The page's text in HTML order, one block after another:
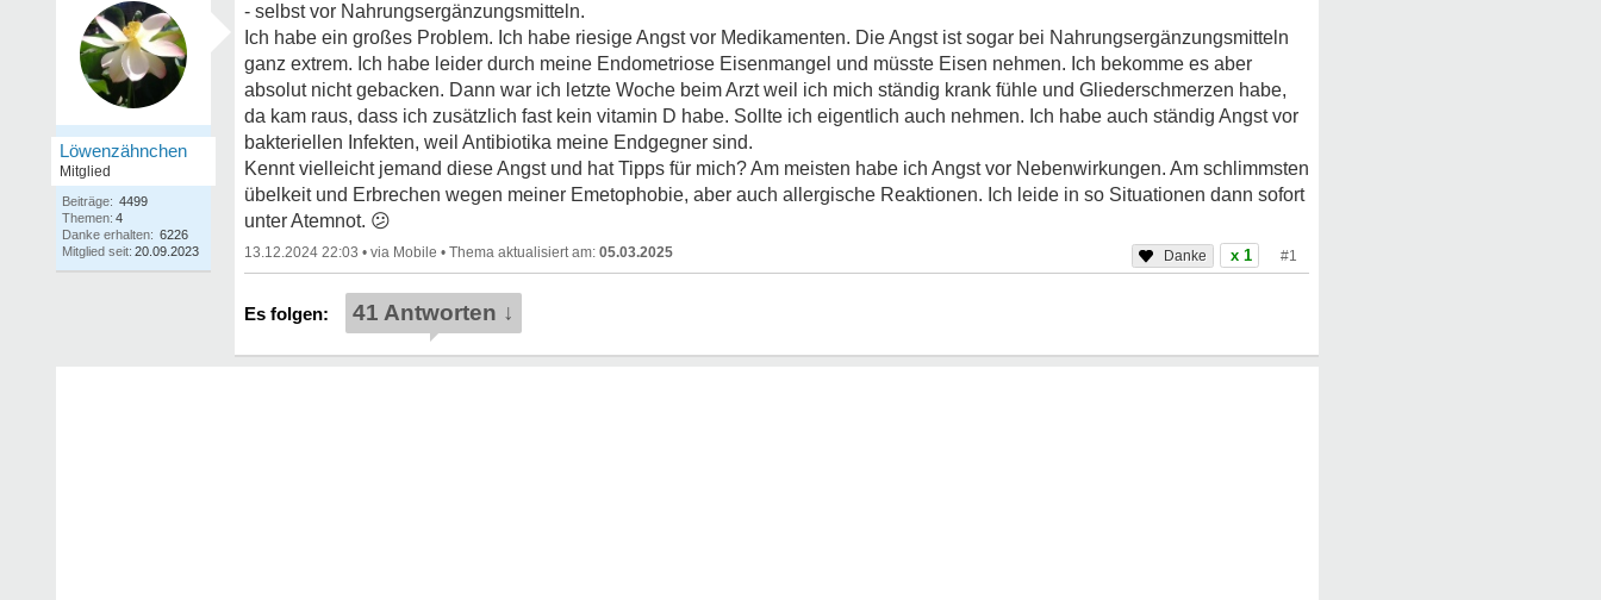
Löwenzähnchen
Mitglied
Beiträge: 4499
Themen: 4
Danke erhalten: 6226
Mitglied seit: 20.09.2023
- selbst vor Nahrungsergänzungsmitteln.
Ich habe ein großes Problem. Ich habe riesige Angst vor Medikamenten. Die Angst ist sogar bei Nahrungsergänzungsmitteln
ganz extrem. Ich habe leider durch meine Endometriose Eisenmangel und müsste Eisen nehmen. Ich bekomme es aber
absolut nicht gebacken. Dann war ich letzte Woche beim Arzt weil ich mich ständig krank fühle und Gliederschmerzen habe,
da kam raus, dass ich zusätzlich fast kein vitamin D habe. Sollte ich eigentlich auch nehmen. Ich habe auch ständig Angst vor
bakteriellen Infekten, weil Antibiotika meine Endgegner sind.
Kennt vielleicht jemand diese Angst und hat Tipps für mich? Am meisten habe ich Angst vor Nebenwirkungen. Am schlimmsten
übelkeit und Erbrechen wegen meiner Emetophobie, aber auch allergische Reaktionen. Ich leide in so Situationen dann sofort
unter Atemnot. 😕
13.12.2024 22:03 • • 05.03.2025 x 1 #1
41 Antworten ↓